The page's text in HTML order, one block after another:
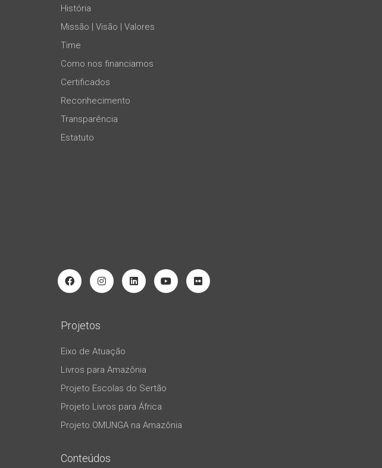
História
Missão | Visão | Valores
Time
Como nos financiamos
Certificados
Reconhecimento
Transparência
Estatuto
Projetos
Eixo de Atuação
Livros para Amazônia
Projeto Escolas do Sertão
Projeto Livros para África
Projeto OMUNGA na Amazônia
Conteúdos